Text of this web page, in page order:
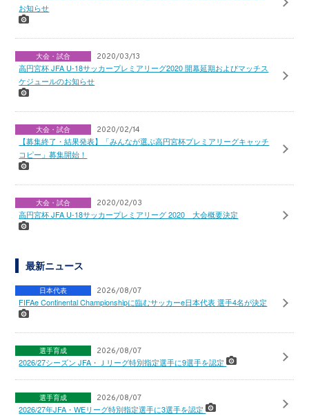
お知らせ
大会・試合 2020/03/13
高円宮杯 JFA U-18サッカープレミアリーグ2020 開幕延期およびマッチス
ケジュールのお知らせ
大会・試合 2020/02/14
【募集終了・結果発表】「みんなが選ぶ高円宮杯プレミアリーグキャッチ
コピー」募集開始！
大会・試合 2020/02/03
高円宮杯 JFA U-18サッカープレミアリーグ 2020 大会概要決定
最新ニュース
日本代表 2026/08/07
FIFAe Continental Championshipに臨むサッカーe日本代表 選手4名が決定
選手育成 2026/08/07
2026/27シーズン JFA・Ｊリーグ特別指定選手に9選手を認定
選手育成 2026/08/07
2026/27年JFA・WEリーグ特別指定選手に3選手を認定